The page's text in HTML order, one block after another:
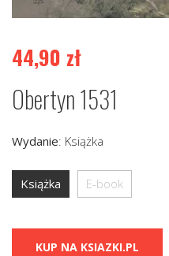
44,90 zł
Obertyn 1531
Wydanie: Książka
Książka E-book
KUP NA KSIAZKI.PL